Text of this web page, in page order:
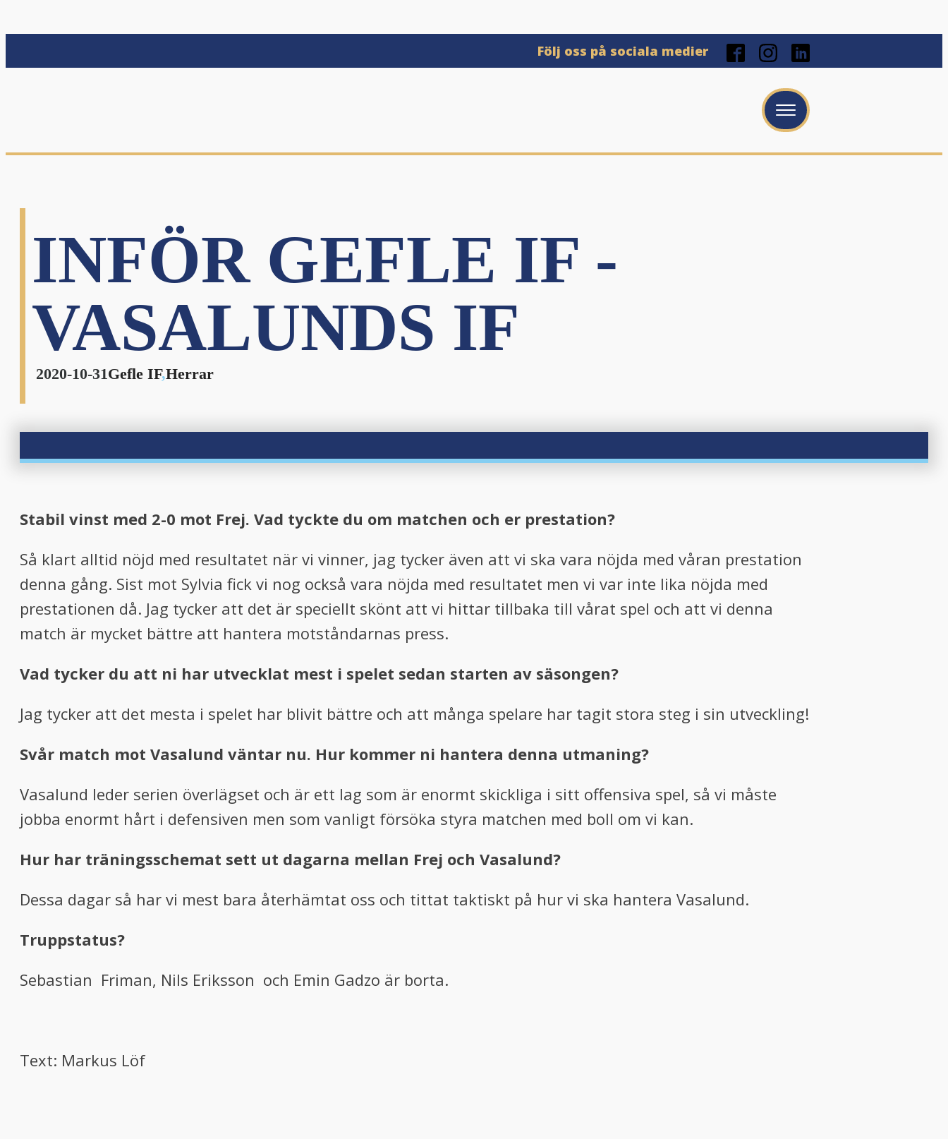
Följ oss på sociala medier
INFÖR GEFLE IF -
VASALUNDS IF
2020-10-31Gefle IF,Herrar
Stabil vinst med 2-0 mot Frej. Vad tyckte du om matchen och er prestation?
Så klart alltid nöjd med resultatet när vi vinner, jag tycker även att vi ska vara nöjda med våran prestation
denna gång. Sist mot Sylvia fick vi nog också vara nöjda med resultatet men vi var inte lika nöjda med
prestationen då. Jag tycker att det är speciellt skönt att vi hittar tillbaka till vårat spel och att vi denna
match är mycket bättre att hantera motståndarnas press.
Vad tycker du att ni har utvecklat mest i spelet sedan starten av säsongen?
Jag tycker att det mesta i spelet har blivit bättre och att många spelare har tagit stora steg i sin utveckling!
Svår match mot Vasalund väntar nu. Hur kommer ni hantera denna utmaning?
Vasalund leder serien överlägset och är ett lag som är enormt skickliga i sitt offensiva spel, så vi måste
jobba enormt hårt i defensiven men som vanligt försöka styra matchen med boll om vi kan.
Hur har träningsschemat sett ut dagarna mellan Frej och Vasalund?
Dessa dagar så har vi mest bara återhämtat oss och tittat taktiskt på hur vi ska hantera Vasalund.
Truppstatus?
Sebastian Friman, Nils Eriksson och Emin Gadzo är borta.
Text: Markus Löf